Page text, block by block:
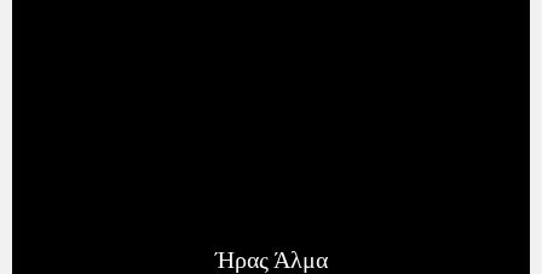
Ήρας Άλμα